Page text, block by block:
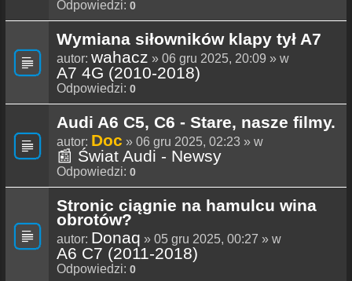
Odpowiedzi: 0
Wymiana siłowników klapy tył A7
autor: wahacz » 06 gru 2025, 20:09 » w
A7 4G (2010-2018)
Odpowiedzi: 0
Audi A6 C5, C6 - Stare, nasze filmy.
autor: Doc » 06 gru 2025, 02:23 » w
📰 Świat Audi - Newsy
Odpowiedzi: 0
Stronic ciągnie na hamulcu wina
obrotów?
autor: Donaq » 05 gru 2025, 00:27 » w
A6 C7 (2011-2018)
Odpowiedzi: 0